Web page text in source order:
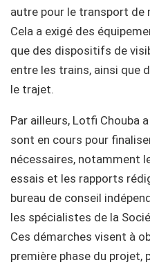
autre pour le transport de
Cela a exigé des
que des dispositifs de
entre les trains, ainsi que
le trajet.
Par ailleurs, Lotfi Chouba
sont en cours pour
nécessaires, notamment
essais et les rapports
bureau de conseil
les spécialistes de la
Ces démarches visent à
première phase du projet,